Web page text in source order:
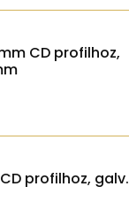
CD profilhoz,
profilhoz, galv.